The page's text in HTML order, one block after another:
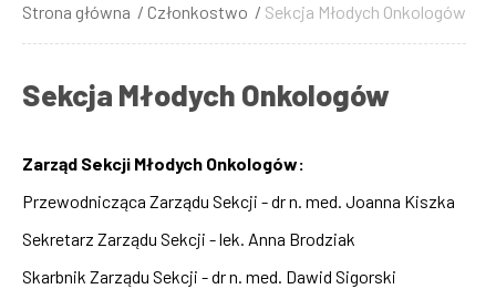
Ścieżka
nawigacyjna
Strona główna Członkostwo Sekcja Młodych Onkologów
Sekcja Młodych Onkologów
Zarząd Sekcji Młodych Onkologów:
Przewodnicząca Zarządu Sekcji - dr n. med. Joanna Kiszka
Sekretarz Zarządu Sekcji - lek. Anna Brodziak
Skarbnik Zarządu Sekcji - dr n. med. Dawid Sigorski